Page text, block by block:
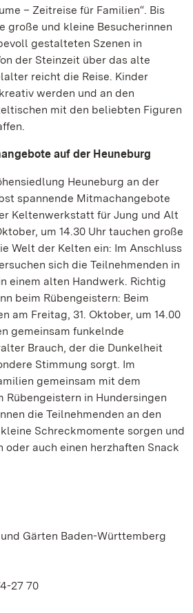
– Zeitreise für Familien“. Bis
große und kleine Besucherinnen
gestalteten Szenen in
der Steinzeit über das alte
reicht die Reise. Kinder
werden und an den
mit den beliebten Figuren
auf der Heuneburg
Heuneburg an der
spannende Mitmachangebote
Keltenwerkstatt für Jung und Alt
um 14.30 Uhr tauchen große
Welt der Kelten ein: Im Anschluss
sich die Teilnehmenden in
einem alten Handwerk. Richtig
beim Rübengeistern: Beim
am Freitag, 31. Oktober, um 14.00
gemeinsam funkelnde
Brauch, der die Dunkelheit
Stimmung sorgt. Im
gemeinsam mit dem
Rübengeistern in Hundersingen
die Teilnehmenden an den
Schreckmomente sorgen und
oder auch einen herzhaften Snack
Gärten Baden-Württemberg
27 70